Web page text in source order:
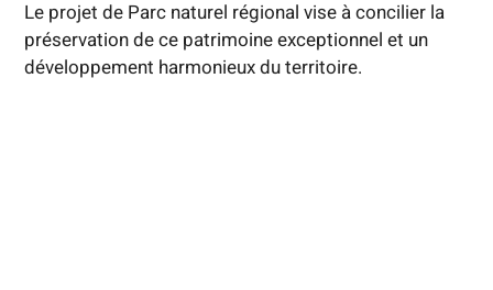
Le projet de Parc naturel régional vise à concilier la
préservation de ce patrimoine exceptionnel et un
développement harmonieux du territoire.